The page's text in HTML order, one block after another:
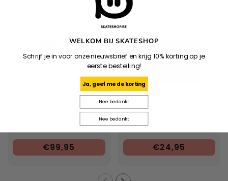
Coffee Break Espresso
Maker - Brown
€99,95
PITH® | YUZU | Polar Deck
Book - Black
€24,95
WELKOM BIJ SKATESHOP
Schrijf je in voor onze nieuwsbrief en krijg 10% korting op je
eerste bestelling!
Ja, geef me de korting
Nee bedankt
Nee bedankt